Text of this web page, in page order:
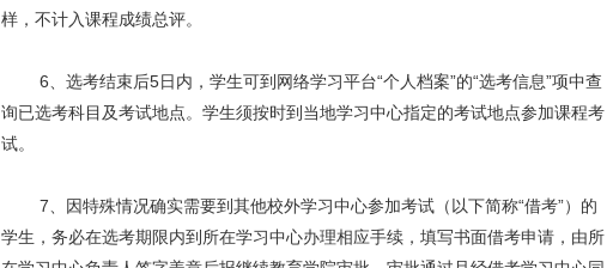
样，不计入课程成绩总评。
6、选考结束后5日内，学生可到网络学习平台“个人档案”的“选考信息”项中查
询已选考科目及考试地点。学生须按时到当地学习中心指定的考试地点参加课程考
试。
7、因特殊情况确实需要到其他校外学习中心参加考试（以下简称“借考”）的
学生，务必在选考期限内到所在学习中心办理相应手续，填写书面借考申请，由所